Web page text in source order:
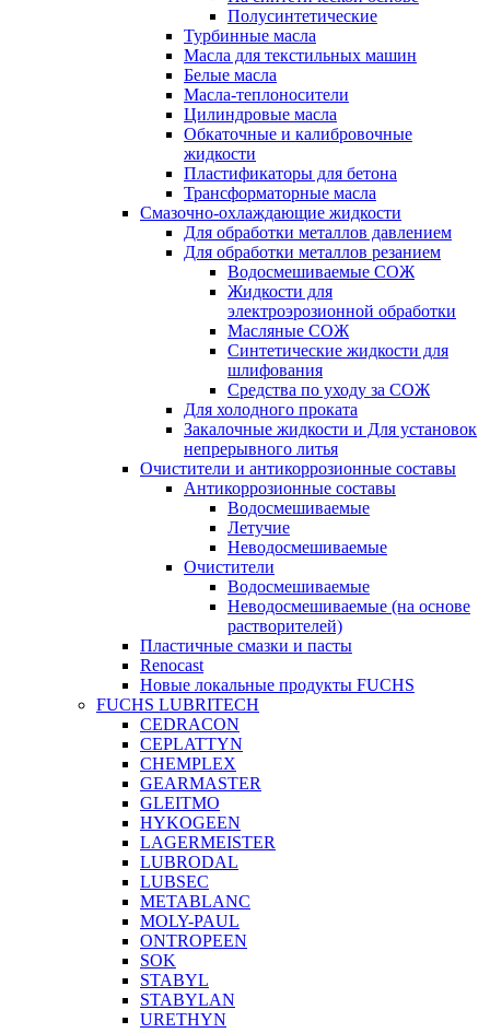
Полусинтетические
Турбинные масла
Масла для текстильных машин
Белые масла
Масла-теплоносители
Цилиндровые масла
Обкаточные и калибровочные
жидкости
Пластификаторы для бетона
Трансформаторные масла
Смазочно-охлаждающие жидкости
Для обработки металлов давлением
Для обработки металлов резанием
Водосмешиваемые СОЖ
Жидкости для
электроэрозионной обработки
Масляные СОЖ
Синтетические жидкости для
шлифования
Средства по уходу за СОЖ
Для холодного проката
Закалочные жидкости и Для установок
непрерывного литья
Очистители и антикоррозионные составы
Антикоррозионные составы
Водосмешиваемые
Летучие
Неводосмешиваемые
Очистители
Водосмешиваемые
Неводосмешиваемые (на основе
растворителей)
Пластичные смазки и пасты
Renocast
Новые локальные продукты FUCHS
FUCHS LUBRITECH
CEDRACON
CEPLATTYN
CHEMPLEX
GEARMASTER
GLEITMO
HYKOGEEN
LAGERMEISTER
LUBRODAL
LUBSEC
METABLANC
MOLY-PAUL
ONTROPEEN
SOK
STABYL
STABYLAN
URETHYN